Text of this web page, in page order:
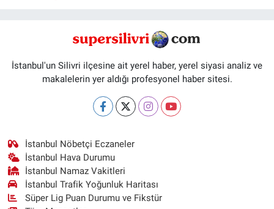
İstanbul'un Silivri ilçesine ait yerel haber, yerel siyasi analiz ve
makalelerin yer aldığı profesyonel haber sitesi.
İstanbul Nöbetçi Eczaneler
İstanbul Hava Durumu
İstanbul Namaz Vakitleri
İstanbul Trafik Yoğunluk Haritası
Süper Lig Puan Durumu ve Fikstür